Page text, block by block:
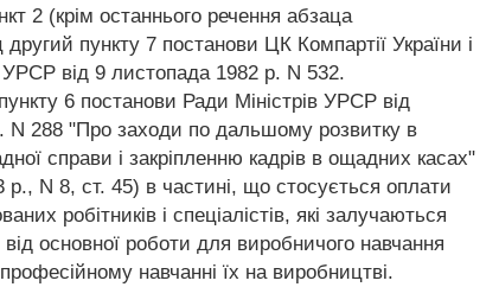
2 (крім останнього речення абзаца
другий пункту 7 постанови ЦК Компартії України і
УРСР від 9 листопада 1982 р. N 532.
6 постанови Ради Міністрів УРСР від
N 288 "Про заходи по дальшому розвитку в
справи і закріпленню кадрів в ощадних касах"
N 8, ст. 45) в частині, що стосується оплати
робітників і спеціалістів, які залучаються
від основної роботи для виробничого навчання
навчанні їх на виробництві.